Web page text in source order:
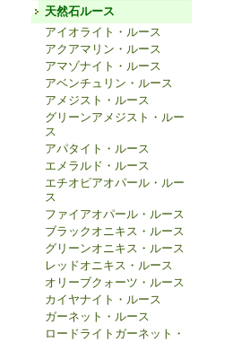
天然石ルース
アイオライト・ルース
アクアマリン・ルース
アマゾナイト・ルース
アベンチュリン・ルース
アメジスト・ルース
グリーンアメジスト・ルー
ス
アパタイト・ルース
エメラルド・ルース
エチオピアオパール・ルー
ス
ファイアオパール・ルース
ブラックオニキス・ルース
グリーンオニキス・ルース
レッドオニキス・ルース
オリーブクォーツ・ルース
カイヤナイト・ルース
ガーネット・ルース
ロードライトガーネット・